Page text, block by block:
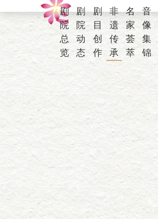
剧
院
总
览
剧
院
动
态
剧
目
创
作
非
遗
传
承
名
家
荟
萃
音
像
集
锦